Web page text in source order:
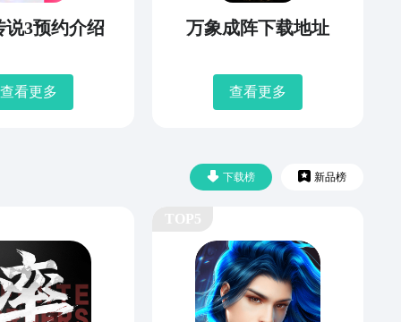
说3预约介绍
查看更多
万象成阵下载地址
查看更多
下载榜 新品榜